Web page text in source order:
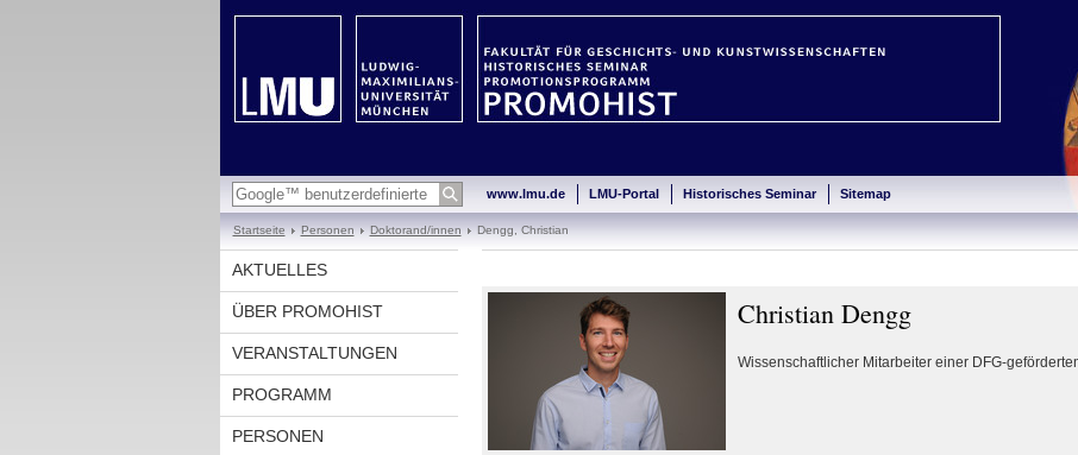
www.lmu.de LMU-Portal Historisches Seminar Sitemap
Startseite Personen Doktorand/innen Dengg, Christian
AKTUELLES
ÜBER PROMOHIST
VERANSTALTUNGEN
PROGRAMM
PERSONEN
Christian Dengg
Wissenschaftlicher Mitarbeiter einer DFG-